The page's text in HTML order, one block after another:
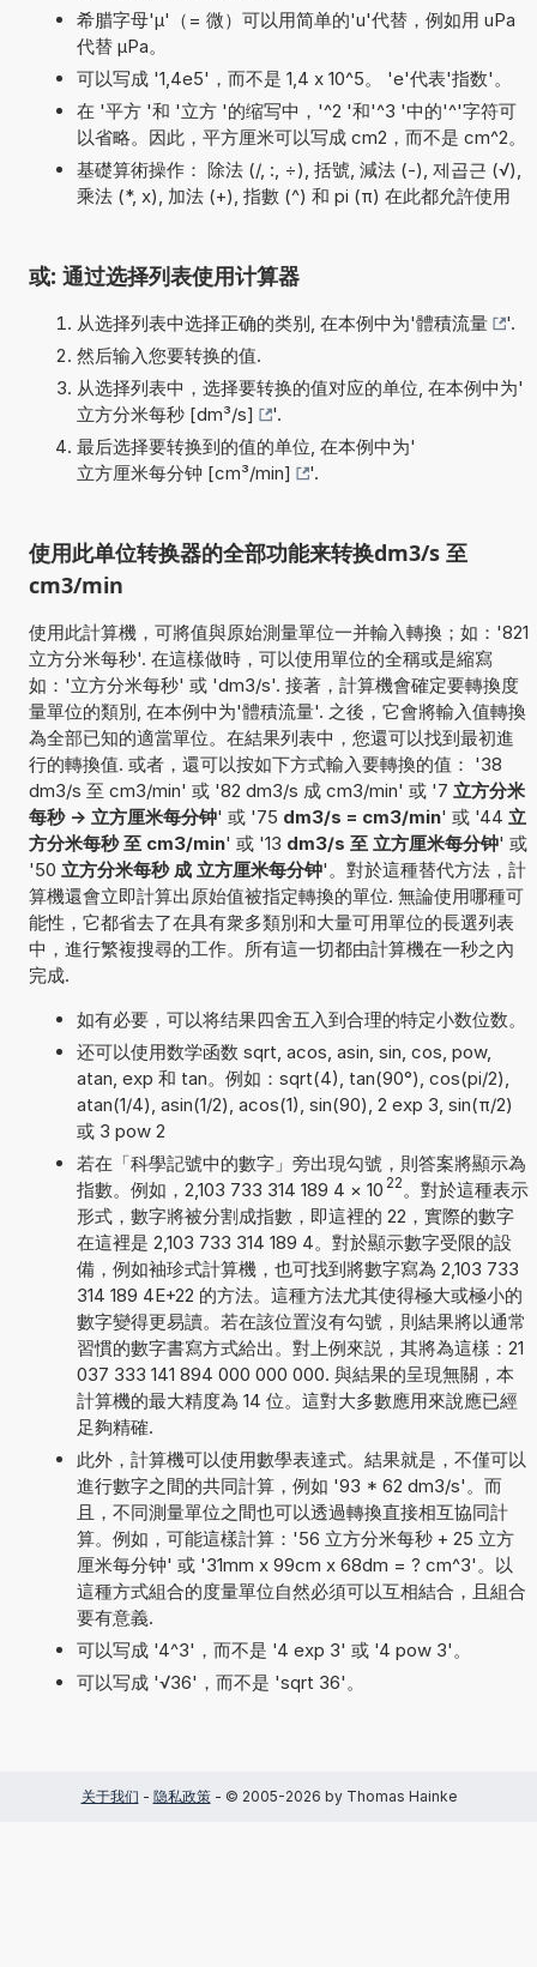
希腊字母'µ'（= 微）可以用简单的'u'代替，例如用 uPa
代替 µPa。
可以写成 '1,4e5'，而不是 1,4 x 10^5。 'e'代表'指数'。
在 '平方 '和 '立方 '的缩写中，'^2 '和'^3 '中的'^'字符可
以省略。因此，平方厘米可以写成 cm2，而不是 cm^2。
基礎算術操作： 除法 (/, :, ÷), 括號, 減法 (-), 제곱근 (√),
乘法 (*, x), 加法 (+), 指數 (^) 和 pi (π) 在此都允許使用
或: 通过选择列表使用计算器
从选择列表中选择正确的类别, 在本例中为'體積流量
'.
然后输入您要转换的值.
从选择列表中，选择要转换的值对应的单位, 在本例中为'
立方分米每秒 [dm³/s]
'.
最后选择要转换到的值的单位, 在本例中为'
立方厘米每分钟 [cm³/min]
'.
使用此单位转换器的全部功能来转换dm3/s 至
cm3/min
使用此計算機，可將值與原始測量單位一并輸入轉換；如：'821
立方分米每秒'. 在這樣做時，可以使用單位的全稱或是縮寫
如：'立方分米每秒' 或 'dm3/s'. 接著，計算機會確定要轉換度
量單位的類別, 在本例中为'體積流量'. 之後，它會將輸入值轉換
為全部已知的適當單位。在結果列表中，您還可以找到最初進
行的轉換值. 或者，還可以按如下方式輸入要轉換的值： '38
dm3/s 至 cm3/min' 或 '82 dm3/s 成 cm3/min' 或 '7 立方分米
每秒 -> 立方厘米每分钟' 或 '75 dm3/s = cm3/min' 或 '44 立
方分米每秒 至 cm3/min' 或 '13 dm3/s 至 立方厘米每分钟' 或
'50 立方分米每秒 成 立方厘米每分钟'。對於這種替代方法，計
算機還會立即計算出原始值被指定轉換的單位. 無論使用哪種可
能性，它都省去了在具有衆多類別和大量可用單位的長選列表
中，進行繁複搜尋的工作。所有這一切都由計算機在一秒之內
完成.
如有必要，可以将结果四舍五入到合理的特定小数位数。
还可以使用数学函数 sqrt, acos, asin, sin, cos, pow,
atan, exp 和 tan。例如：sqrt(4), tan(90°), cos(pi/2),
atan(1/4), asin(1/2), acos(1), sin(90), 2 exp 3, sin(π/2)
或 3 pow 2
若在「科學記號中的數字」旁出現勾號，則答案將顯示為
指數。例如，2,103 733 314 189 4 × 10 22 。對於這種表示
形式，數字將被分割成指數，即這裡的 22，實際的數字
在這裡是 2,103 733 314 189 4。對於顯示數字受限的設
備，例如袖珍式計算機，也可找到將數字寫為 2,103 733
314 189 4E+22 的方法。這種方法尤其使得極大或極小的
數字變得更易讀。若在該位置沒有勾號，則結果將以通常
習慣的數字書寫方式給出。對上例來説，其將為這樣：21
037 333 141 894 000 000 000. 與結果的呈現無關，本
計算機的最大精度為 14 位。這對大多數應用來說應已經
足夠精確.
此外，計算機可以使用數學表達式。結果就是，不僅可以
進行數字之間的共同計算，例如 '93 * 62 dm3/s'。而
且，不同測量單位之間也可以透過轉換直接相互協同計
算。例如，可能這樣計算：'56 立方分米每秒 + 25 立方
厘米每分钟' 或 '31mm x 99cm x 68dm = ? cm^3'。以
這種方式組合的度量單位自然必須可以互相結合，且組合
要有意義.
可以写成 '4^3'，而不是 '4 exp 3' 或 '4 pow 3'。
可以写成 '√36'，而不是 'sqrt 36'。
关于我们 - 隐私政策- © 2005-2026 by Thomas Hainke